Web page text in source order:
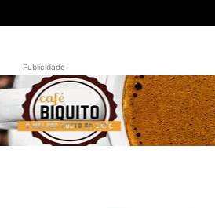
Publicidade